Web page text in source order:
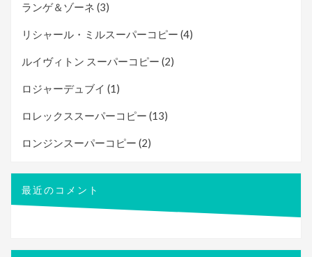
ランゲ＆ゾーネ (3)
リシャール・ミルスーパーコピー (4)
ルイヴィトン スーパーコピー (2)
ロジャーデュブイ (1)
ロレックススーパーコピー (13)
ロンジンスーパーコピー (2)
最近のコメント